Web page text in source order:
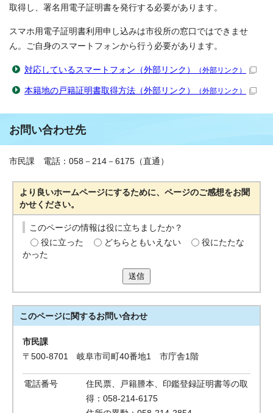
取得し、署名用電子証明書を発行する必要があります。
スマホ用電子証明書利用申し込みは市役所の窓口ではできませ
ん。ご自身のスマートフォンから行う必要があります。
対応しているスマートフォン（外部リンク） （外部リンク）
本籍地の戸籍証明書取得方法（外部リンク） （外部リンク）
お問い合わせ先
市民課 電話：058－214－6175（直通）
より良いホームページにするために、ページのご感想をお聞
かせください。
このページの情報は役に立ちましたか？
役に立った
どちらともいえない
役にたたな
かった
送信
このページに関するお問い合わせ
市民課
〒500-8701 岐阜市司町40番地1 市庁舎1階
電話番号
住民票、戸籍謄本、印鑑登録証明書等の取
得：058-214-6175